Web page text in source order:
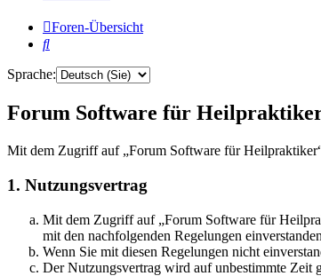
Foren-Übersicht
Suche
Sprache:
Forum Software für
Mit dem Zugriff auf „Forum Software für
1. Nutzungsvertrag
Mit dem Zugriff auf „Forum Software für
mit den nachfolgenden Regelungen
Wenn Sie mit diesen Regelungen nicht
Der Nutzungsvertrag wird auf unbestimmte Zeit